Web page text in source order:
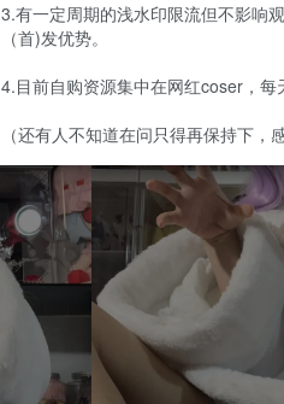
3.有一定周期的浅水印限流但不影响
（首)发优势。
4.目前自购资源集中在网红coser，
（还有人不知道在问只得再保持下，